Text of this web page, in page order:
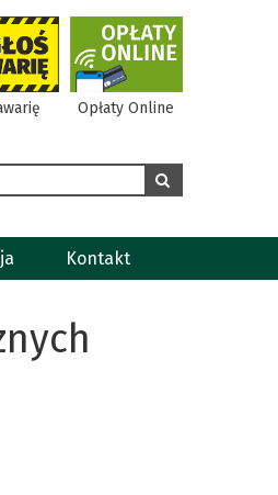
Opłaty Online
szukaj
Kontakt